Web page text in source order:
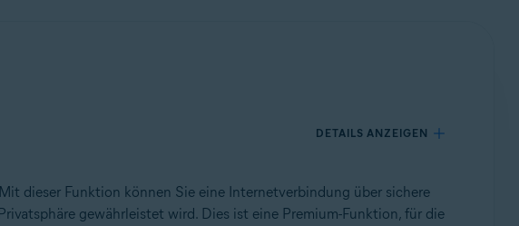
DETAILS ANZEIGEN
dieser Funktion können Sie eine Internetverbindung über sichere
gewährleistet wird. Dies ist eine Premium-Funktion, für die